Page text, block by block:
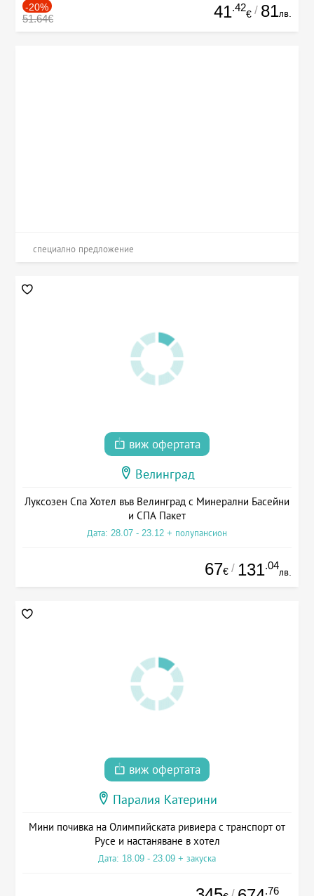
-20%
51.64€ 41.42
€ / 81лв.
специално предложение
виж офертата
Велинград
Луксозен Спа Хотел във Велинград с Минерални Басейни
и СПА Пакет
Дата: 28.07 - 23.12 + полупансион
67€ / 131.04
лв.
виж офертата
Паралия Катерини
Мини почивка на Олимпийската ривиера с транспорт от
Русе и настаняване в хотел
Дата: 18.09 - 23.09 + закуска
.76